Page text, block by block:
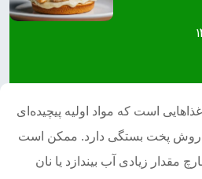
غذاهایی است که مواد اولیه پیچیده‌ای
به روش پخت بستگی دارد. ممکن است
زیادی آب بیندازد یا نان